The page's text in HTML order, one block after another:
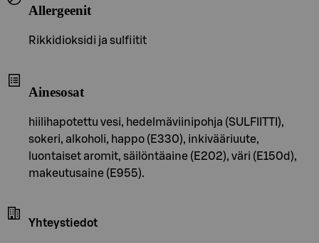
Allergeenit
Rikkidioksidi ja sulfiitit
Ainesosat
hiilihapotettu vesi, hedelmäviinipohja (SULFIITTI),
sokeri, alkoholi, happo (E330), inkivääriuute,
luontaiset aromit, säilöntäaine (E202), väri (E150d),
makeutusaine (E955).
Yhteystiedot